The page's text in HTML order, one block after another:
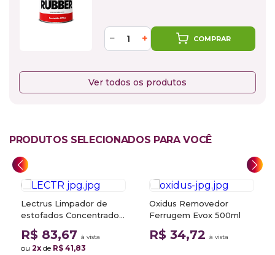
− + COMPRAR
Ver todos os produtos
PRODUTOS SELECIONADOS PARA VOCÊ
Lectrus Limpador de
estofados Concentrado
Evox 5L
R$ 83,67 à vista
ou 2x de R$ 41,83
Oxidus Removedor
Ferrugem Evox 500ml
R$ 34,72 à vista